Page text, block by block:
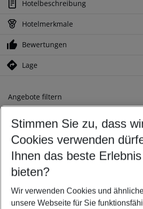
Hotelbeschreibung
Hotelmerkmale
Bewertungen
Lage
Angebote filtern
Ändern Sie Ihre Kriterien nach Ihren
Abflughafen wählen
Beliebiger Abflughafen
Reisezeitraum wählen
08.08.26– 06.08.27 5-8 Nächte
2 Erwachsene Keine Kinder
Stimmen Sie zu, dass
Cookies verwenden
Ihnen das beste
bieten?
Wir verwenden Cookies und
unsere Webseite für Sie